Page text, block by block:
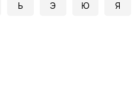
Ь Э Ю Я